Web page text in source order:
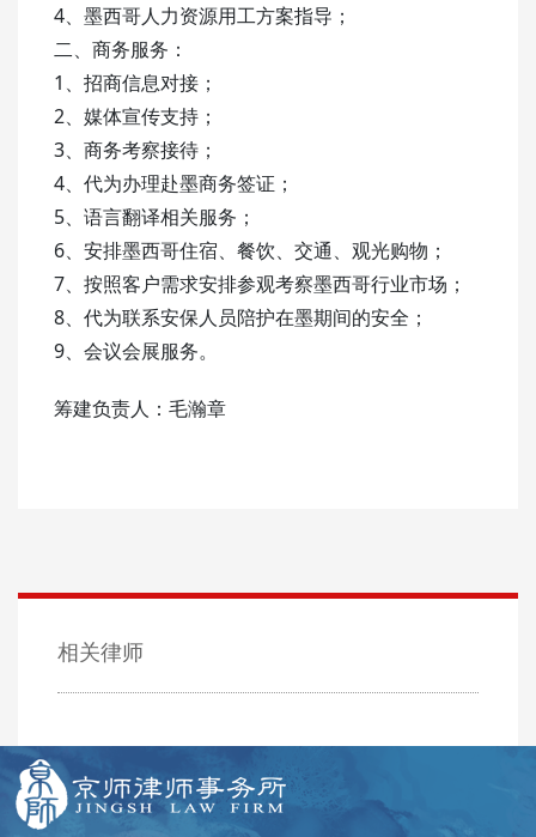
4、墨西哥人力资源用工方案指导；
二、商务服务：
1、招商信息对接；
2、媒体宣传支持；
3、商务考察接待；
4、代为办理赴墨商务签证；
5、语言翻译相关服务；
6、安排墨西哥住宿、餐饮、交通、观光购物；
7、按照客户需求安排参观考察墨西哥行业市场；
8、代为联系安保人员陪护在墨期间的安全；
9、会议会展服务。
筹建负责人：毛瀚章
相关律师